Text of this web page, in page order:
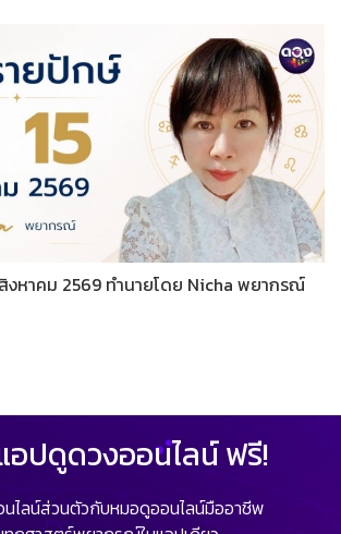
งหาคม 2569 ทำนายโดย Nicha พยากรณ์
อปดูดวงออนไลน์ ฟรี!
นไลน์ส่วนตัวกับหมอดูออนไลน์มืออาชีพ